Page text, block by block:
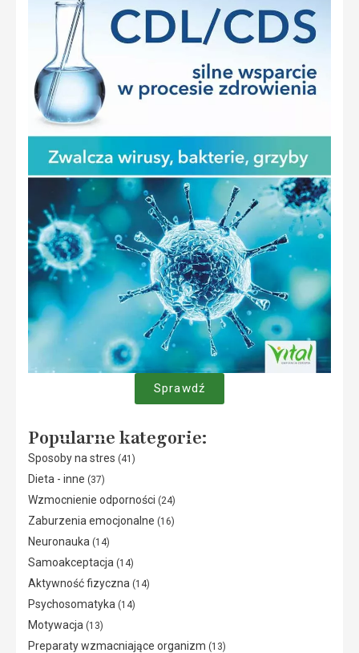
Sprawdź
Popularne kategorie:
Sposoby na stres (41)
Dieta - inne (37)
Wzmocnienie odporności (24)
Zaburzenia emocjonalne (16)
Neuronauka (14)
Samoakceptacja (14)
Aktywność fizyczna (14)
Psychosomatyka (14)
Motywacja (13)
Preparaty wzmacniające organizm (13)